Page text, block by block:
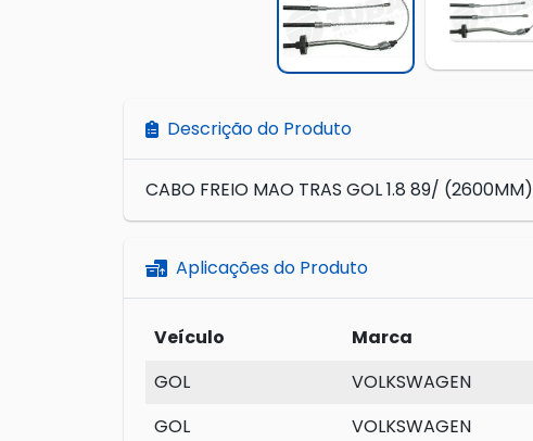
Descrição do Produto
CABO FREIO MAO TRAS GOL 1.8 89/ (2600MM)
Aplicações do Produto
Veículo Marca
GOL
VOLKSWAGEN
GOL
VOLKSWAGEN